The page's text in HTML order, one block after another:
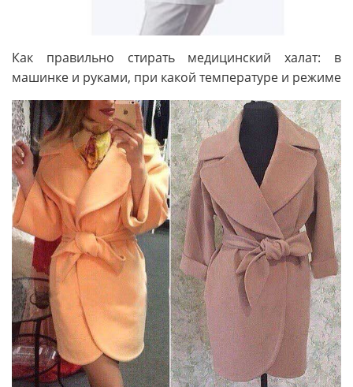
Как правильно стирать медицинский халат: в
машинке и руками, при какой температуре и режиме